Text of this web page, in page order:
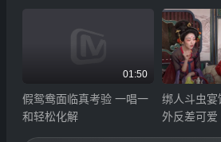
01:50
假鸳鸯面临真考验 一唱一
和轻松化解
绑人斗虫宴
外反差可爱